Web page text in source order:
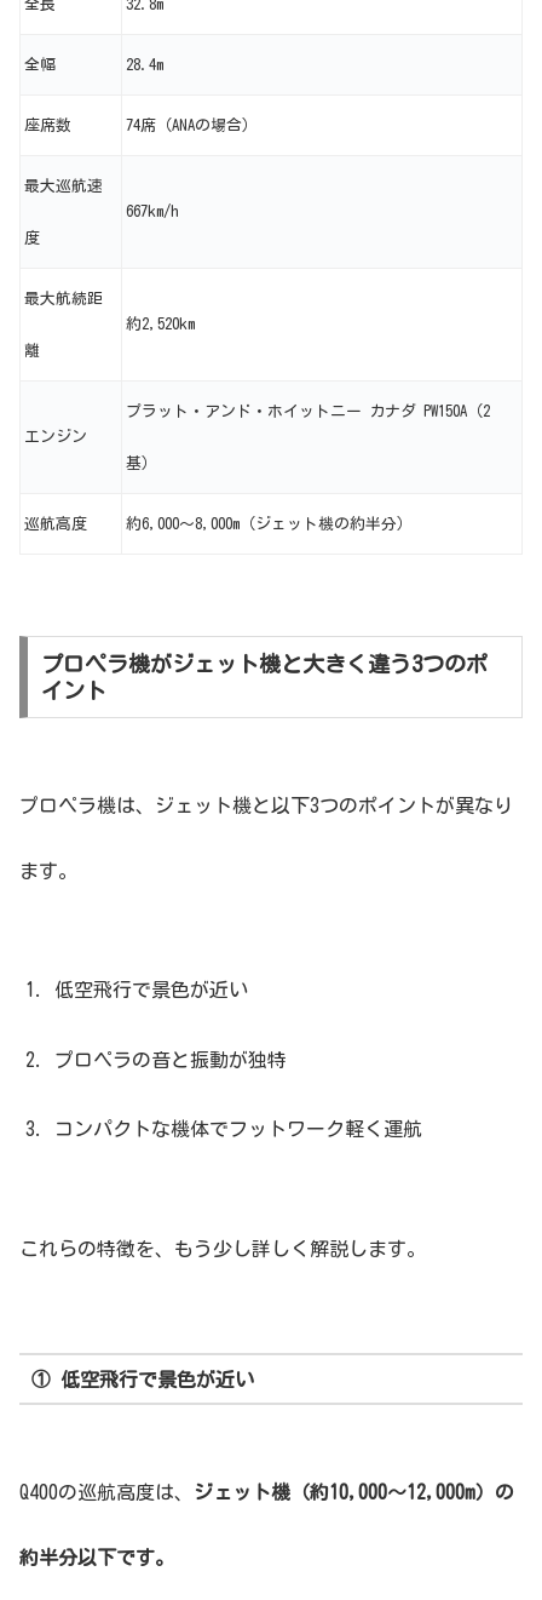
全長 32.8m
全幅 28.4m
座席数 74席（ANAの場合）
最大巡航速
度
667km/h
最大航続距
離
約2,520km
エンジン
プラット・アンド・ホイットニー カナダ PW150A（2
基）
巡航高度 約6,000〜8,000m（ジェット機の約半分）
プロペラ機がジェット機と大きく違う3つのポ
イント
プロペラ機は、ジェット機と以下3つのポイントが異なり
ます。
低空飛行で景色が近い
プロペラの音と振動が独特
コンパクトな機体でフットワーク軽く運航
これらの特徴を、もう少し詳しく解説します。
① 低空飛行で景色が近い
Q400の巡航高度は、 ジェット機（約10,000〜12,000m）の
約半分以下です。